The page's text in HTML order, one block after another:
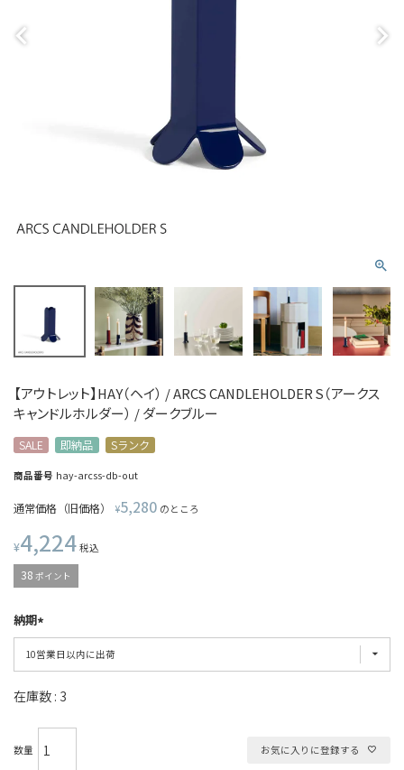
【アウトレット】HAY（ヘイ） / ARCS CANDLEHOLDER S（アークス
キャンドルホルダー） / ダークブルー
SALE 即納品 Sランク
商品番号 hay-arcss-db-out
通常価格（旧価格） ¥5,280 のところ
¥4,224 税込
38 ポイント
納期
在庫数 3
お気に入りに登録する